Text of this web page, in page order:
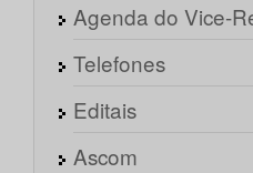
Agenda do Vice-
Telefones
Editais
Ascom